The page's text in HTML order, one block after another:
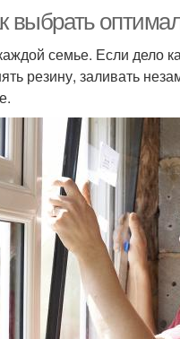
выбрать
семье. Если дело
резину, заливать